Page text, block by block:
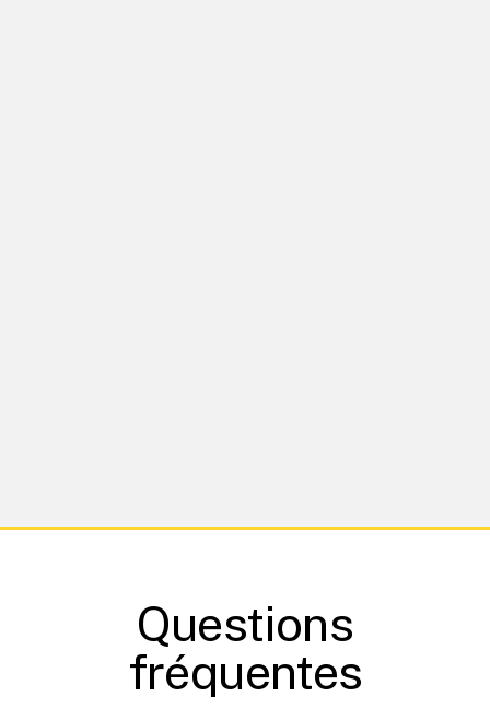
Questions
fréquentes